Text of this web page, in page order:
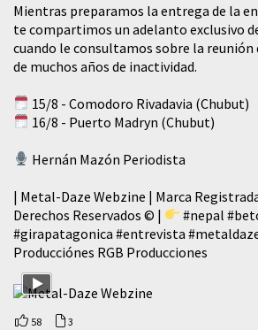
Mientras preparamos la entrega de la
te compartimos un adelanto exclusivo
cuando le consultamos sobre la reunión
de muchos años de inactividad.
15/8 - Comodoro Rivadavia (Chubut)
16/8 - Puerto Madryn (Chubut)
Hernán Mazón Periodista
| Metal-Daze Webzine | Marca
Derechos Reservados © |
#nepal
#girapatagonica #entrevista
Producciónes RGB Producciones
58 3